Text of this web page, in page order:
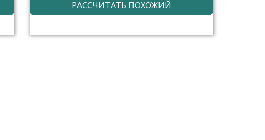
РАССЧИТАТЬ ПОХОЖИЙ